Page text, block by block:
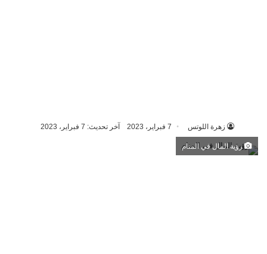
زهرة اللوتس 7 فبراير، 2023 آخر تحديث: 7 فبراير، 2023
رؤية المال في المنام